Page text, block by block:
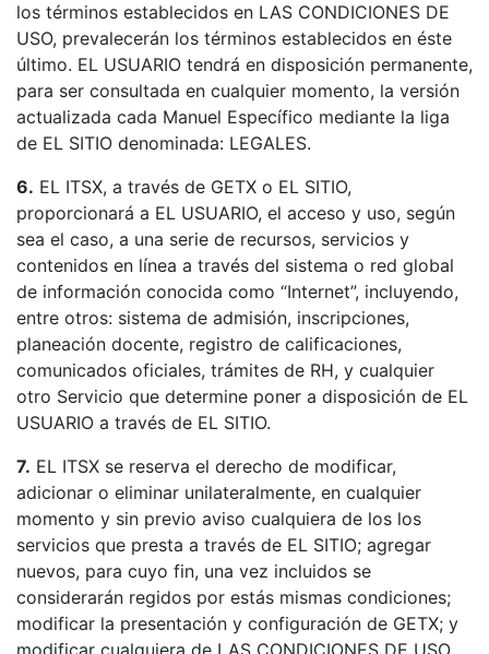
los términos establecidos en LAS CONDICIONES DE
USO, prevalecerán los términos establecidos en éste
último. EL USUARIO tendrá en disposición permanente,
para ser consultada en cualquier momento, la versión
actualizada cada Manuel Específico mediante la liga
de EL SITIO denominada: LEGALES.
6. EL ITSX, a través de GETX o EL SITIO,
proporcionará a EL USUARIO, el acceso y uso, según
sea el caso, a una serie de recursos, servicios y
contenidos en línea a través del sistema o red global
de información conocida como “Internet”, incluyendo,
entre otros: sistema de admisión, inscripciones,
planeación docente, registro de calificaciones,
comunicados oficiales, trámites de RH, y cualquier
otro Servicio que determine poner a disposición de EL
USUARIO a través de EL SITIO.
7. EL ITSX se reserva el derecho de modificar,
adicionar o eliminar unilateralmente, en cualquier
momento y sin previo aviso cualquiera de los los
servicios que presta a través de EL SITIO; agregar
nuevos, para cuyo fin, una vez incluidos se
considerarán regidos por estás mismas condiciones;
modificar la presentación y configuración de GETX; y
modificar cualquiera de LAS CONDICIONES DE USO.